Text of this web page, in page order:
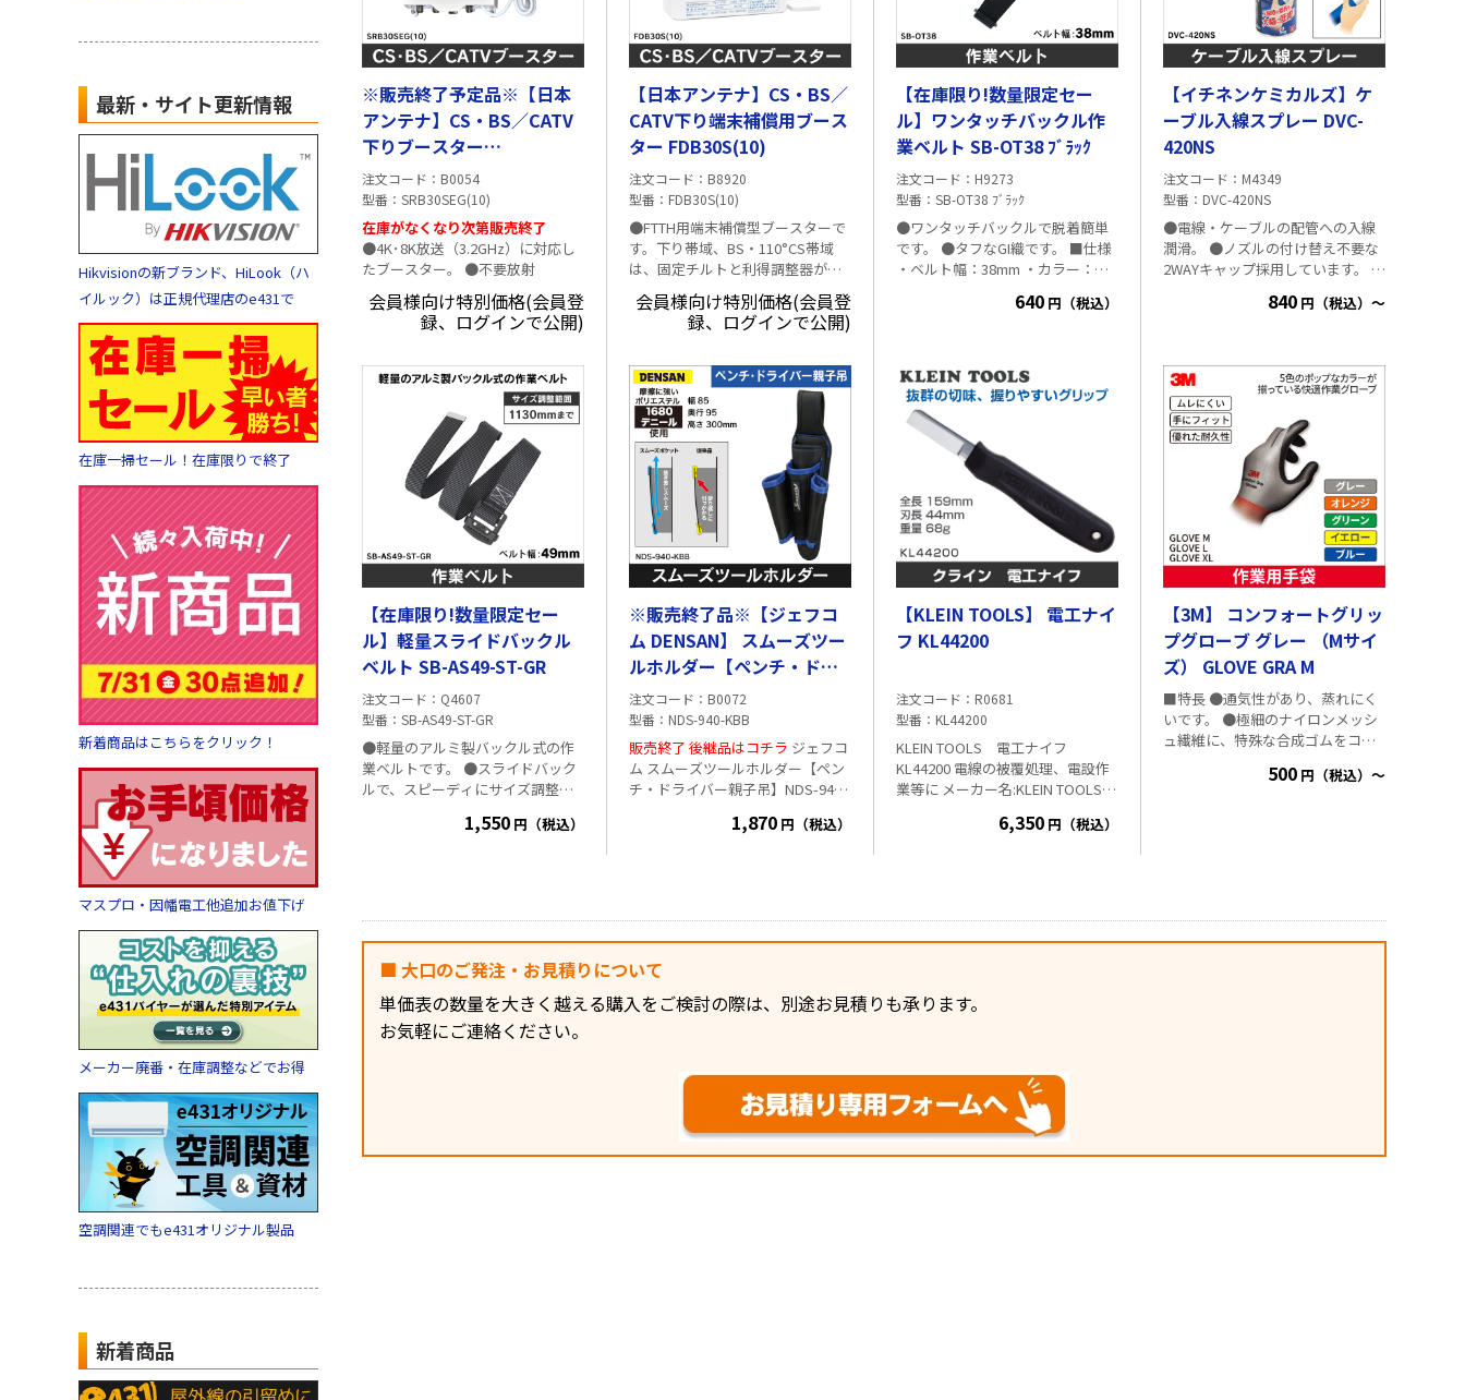
最新・サイト更新情報
Hikvisionの新ブランド、HiLook（ハ
イルック）は正規代理店のe431で
在庫一掃セール！在庫限りで終了
新着商品はこちらをクリック！
マスプロ・因幡電工他追加お値下げ
メーカー廃番・在庫調整などでお得
空調関連でもe431オリジナル製品
新着商品
※販売終了予定品※【日本
アンテナ】CS・BS／CATV
下りブースター
SRB30SEG(10)
注文コード
B0054
型番
SRB30SEG(10)
在庫がなくなり次第販売終了
●4K･8K放送（3.2GHz）に対応し
たブースター。 ●不要放射
34dBμV/m以下を機器単体で実現し
た高シールドタイプ。 ※簡易包装
になっております。 ■仕様
会員様向け特別価格(会員登
録、ログインで公開)
【日本アンテナ】CS・BS／
CATV下り端末補償用ブース
ター FDB30S(10)
注文コード
B8920
型番
FDB30S(10)
●FTTH用端末補償型ブースターで
す。下り帯域、BS・110°CS帯域
は、固定チルトと利得調整器が付
いていますので、各帯域ともにレ
ベル調整が簡単にできます。 ※簡
易包装になっております。 ■仕様
会員様向け特別価格(会員登
録、ログインで公開)
【在庫限り!数量限定セー
ル】ワンタッチバックル作
業ベルト SB-OT38 ﾌﾞﾗｯｸ
注文コード
H9273
型番
SB-OT38 ﾌﾞﾗｯｸ
●ワンタッチバックルで脱着簡単
です。 ●タフなGI織です。 ■仕様
・ベルト幅：38mm ・カラー：ブ
1150mmまで ・ベルト厚：2.5mm
640 円（税込）
【イチネンケミカルズ】ケ
ーブル入線スプレー DVC-
420NS
注文コード
M4349
型番
DVC-420NS
●電線・ケーブルの配管への入線
潤滑。 ●ノズルの付け替え不要な
2WAYキャップ採用しています。 ●
注意事項 ・必ず注意書を読んでか
らご使用ください。吸入飲用不可
です。人体に害があるので飲まな
いこと。 ・極めて可燃性または引
火性の高いエアゾール、高圧容器
は熱すると破裂の恐れがありま
す。臓器の障害の恐れがありま
す。呼吸器への刺激の恐れがあり
ます。眠気またはめまいの恐れが
あります。
840 円（税込）～
【在庫限り!数量限定セー
ル】軽量スライドバックル
ベルト SB-AS49-ST-GR
注文コード
Q4607
型番
SB-AS49-ST-GR
●軽量のアルミ製バックル式の作
業ベルトです。 ●スライドバック
ルで、スピーディにサイズ調整が
49mm ・最大有効寸法：1130mm
1,550 円（税込）
※販売終了品※【ジェフコ
ム DENSAN】 スムーズツー
ルホルダー【ペンチ・ドラ
イバー親子吊】
注文コード
B0072
型番
NDS-940-KBB
販売終了 後継品はコチラ
ム スムーズツールホルダー【ペン
チ・ドライバー親子吊】NDS-940-
らない！ スムーズポケット構造
1,870 円（税込）
【KLEIN TOOLS】 電工ナイ
フ KL44200
注文コード
R0681
型番
KL44200
KLEIN TOOLS 電工ナイフ
KL44200 電線の被覆処理、電設作
業等に メーカー名:KLEIN TOOLS
長:44mm 重量:68g ・特殊加工で強6,350 円（税込）
【3M】 コンフォートグリッ
プグローブ グレー （Mサイ
ズ） GLOVE GRA M
■特長 ●通気性があり、蒸れにく
いです。 ●極細のナイロンメッシ
ュ繊維に、特殊な合成ゴムをコー
水分は手袋の外に出し、新鮮な外
す。 ●丈夫で長持ち、洗って繰り
返しご使用いただけます。 ■仕様
500 円（税込）～
■ 大口のご発注・お見積りについて
単価表の数量を大きく越える購入をご検討の際は、別途お見積りも承ります。
お気軽にご連絡ください。